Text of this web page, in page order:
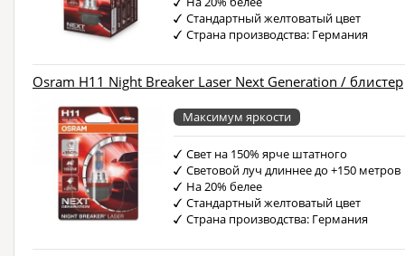
Стандартный желтоватый цвет
Страна производства: Германия
Osram H11 Night Breaker Laser Next Generation / блистер
Максимум яркости
Свет на 150% ярче штатного
Световой луч длиннее до +150 метров
На 20% белее
Стандартный желтоватый цвет
Страна производства: Германия